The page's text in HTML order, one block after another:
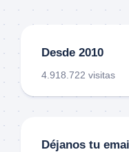
Desde 2010
4.918.722 visitas
Déjanos tu